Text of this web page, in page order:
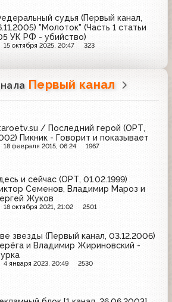
судья (Первый канал,
"Молоток" (Часть 1 статьи
УК РФ - убийство)
15 октября 2025, 20:47 323
Первый канал
/ Последний герой (ОРТ,
Пикник - Говорит и показывает
18 февраля 2015, 06:24 1967
и сейчас (ОРТ, 01.02.1999)
Семенов, Владимир Мароз и
Жуков
18 октября 2021, 21:02 2501
звезды (Первый канал, 03.12.2006)
и Владимир Жириновский -
4 января 2023, 20:49 2530